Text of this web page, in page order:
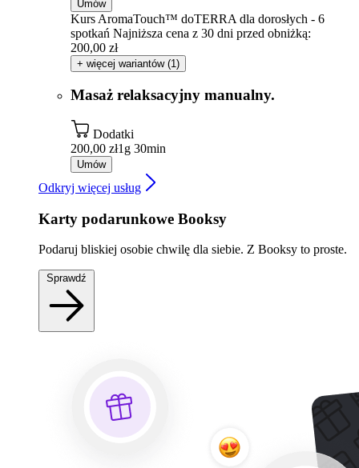
Umów
Kurs AromaTouch™ doTERRA dla dorosłych - 6
spotkań Najniższa cena z 30 dni przed obniżką:
200,00 zł
+ więcej wariantów (1)
Masaż relaksacyjny manualny.
Dodatki
200,00 zł1g 30min
Umów
Odkryj więcej usług
Karty podarunkowe Booksy
Podaruj bliskiej osobie chwilę dla siebie. Z Booksy to proste.